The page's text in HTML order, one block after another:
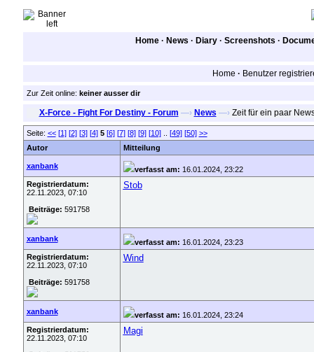
Home · News · Diary · Screenshots ·
Home · Benutzer
Zur Zeit online: keiner ausser dir
X-Force - Fight For Destiny - Forum —› News —›Zeit für ein paar
Seite: << [1] [2] [3] [4] 5 [6] [7] [8] [9] [10].. [49] [50] >>
Autor
Mitteilung
xanbank verfasst am: 16.01.2024, 23:22
Registrierdatum:
22.11.2023, 07:10
Beiträge: 591758
Stob
xanbank verfasst am: 16.01.2024, 23:23
Registrierdatum:
22.11.2023, 07:10
Beiträge: 591758
Wind
xanbank verfasst am: 16.01.2024, 23:24
Registrierdatum:
22.11.2023, 07:10
Magi